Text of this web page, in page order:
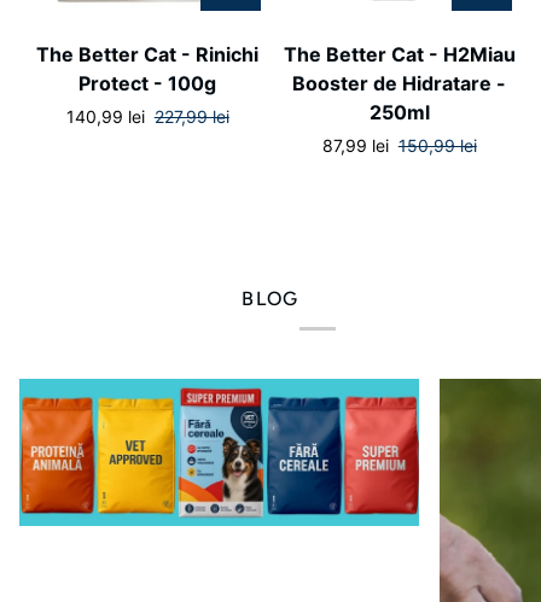
The
Better
The Better Cat - Rinichi
Protect - 100g
140,99 lei 227,99 lei
The
Better
H2Miau
250ml
The Better Cat - H2Miau
Booster de Hidratare -
250ml
87,99 lei 150,99 lei
BLOG